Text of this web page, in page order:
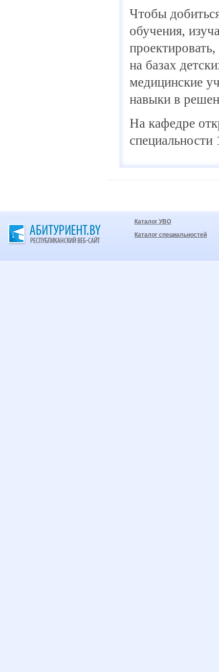
Чтобы
обучения,
на базах
медицинские
навыки в
На кафедре
Каталог УВО
Каталог специальностей